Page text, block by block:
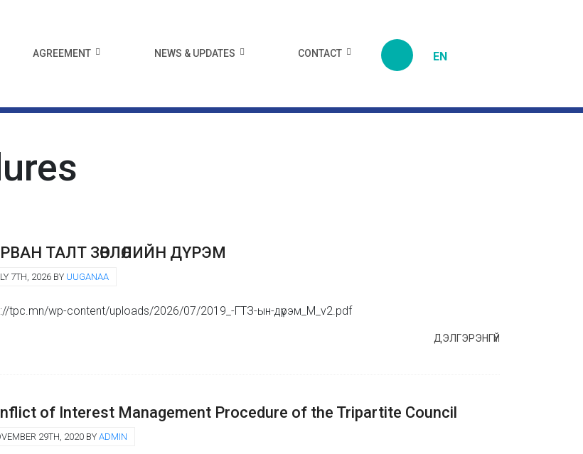
AGREEMENT NEWS & UPDATES CONTACT EN
ТАЛТ ЗӨВЛӨЛИЙН ДҮРЭМ
7TH, 2026 BY UUGANAA
tpc.mn/wp-content/uploads/2026/07/2019_-ГТЗ-ын-дүрэм_M_v2.pdf
ДЭЛГЭРЭНГҮЙ
of Interest Management Procedure of the Tripartite Council
29TH, 2020 BY ADMIN